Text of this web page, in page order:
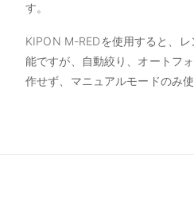
す。
KIPON M-REDを使用すると、
能ですが、自動絞り、オートフ
作せず、マニュアルモードのみ使